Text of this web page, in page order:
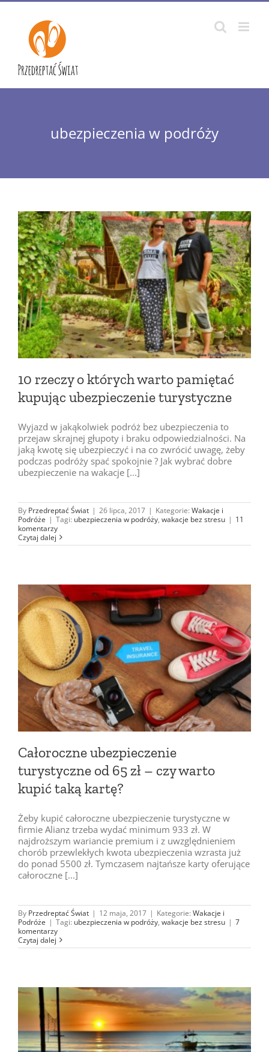
Przejdź
zawartości
ubezpieczenia w podróży
10 rzeczy o których warto pamiętać
kupując ubezpieczenie turystyczne
Wyjazd w jakąkolwiek podróż bez ubezpieczenia to
przejaw skrajnej głupoty i braku odpowiedzialności. Na
jaką kwotę się ubezpieczyć i na co zwrócić uwagę, żeby
podczas podróży spać spokojnie ? Jak wybrać dobre
ubezpieczenie na wakacje [...]
By Przedreptać Świat | 26 lipca, 2017 | Kategorie: Wakacje i
Podróże | Tagi: ubezpieczenia w podróży, wakacje bez stresu | 11
komentarzy
Czytaj dalej
Całoroczne ubezpieczenie
turystyczne od 65 zł – czy warto
kupić taką kartę?
Żeby kupić całoroczne ubezpieczenie turystyczne w
firmie Alianz trzeba wydać minimum 933 zł. W
najdroższym wariancie premium i z uwzględnieniem
chorób przewlekłych kwota ubezpieczenia wzrasta już
do ponad 5500 zł. Tymczasem najtańsze karty oferujące
całoroczne [...]
By Przedreptać Świat | 12 maja, 2017 | Kategorie: Wakacje i
Podróże | Tagi: ubezpieczenia w podróży, wakacje bez stresu | 7
komentarzy
Czytaj dalej